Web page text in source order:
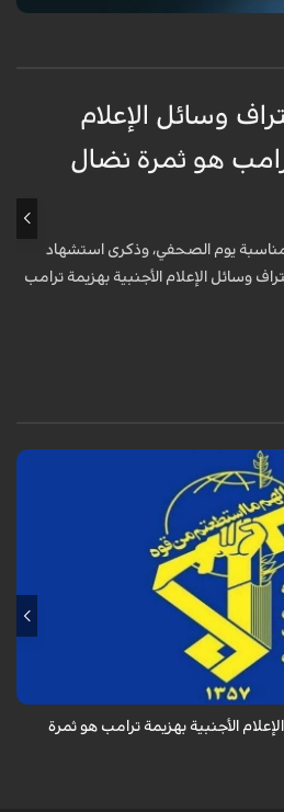
وسائل الإعلام
هو ثمرة نضال
يوم الصحفي، وذكرى استشهاد
وسائل الإعلام الأجنبية بهزيمة ترامب
يوم الصحفي، وذكرى استشهاد الصحفي
الأجنبية بهزيمة ترامب هو ثمرة نضال
الأجنبية بهزيمة ترامب هو ثمرة